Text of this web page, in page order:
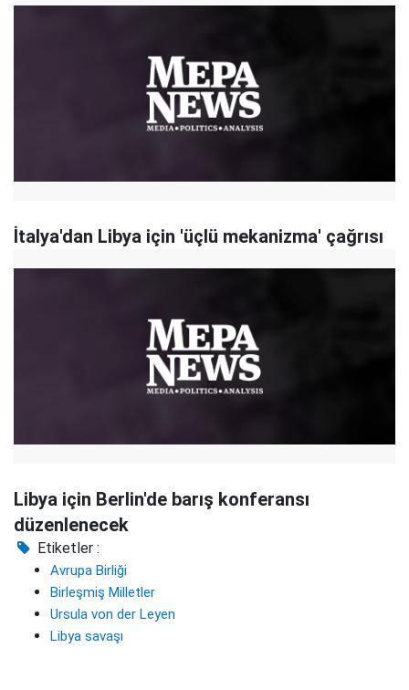
İtalya'dan Libya için 'üçlü mekanizma' çağrısı
Libya için Berlin'de barış konferansı
düzenlenecek
Etiketler :
Avrupa Birliği
Birleşmiş Milletler
Ursula von der Leyen
Libya savaşı